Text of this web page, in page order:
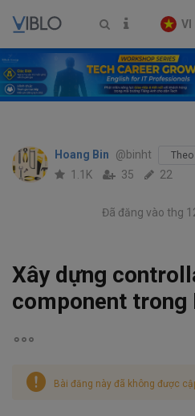
VI
Hoang Bin @binht Theo
1.1K 35 22
Đã đăng vào thg
Xây dựng
component trong
Bài đăng này đã không được